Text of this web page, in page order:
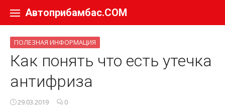
Автоприбамбас.COM
ПОЛЕЗНАЯ ИНФОРМАЦИЯ
Как понять что есть утечка
антифриза
29.03.2019 0